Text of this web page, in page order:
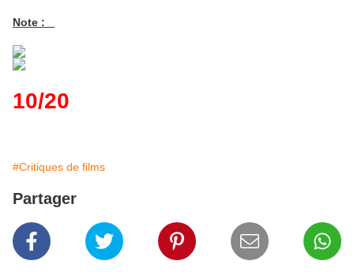
Note :
10/20
#Critiques de films
Partager